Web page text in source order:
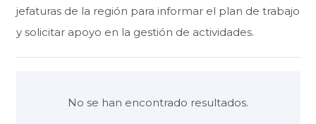
jefaturas de la región para informar el plan de trabajo
y solicitar apoyo en la gestión de actividades.
No se han encontrado resultados.